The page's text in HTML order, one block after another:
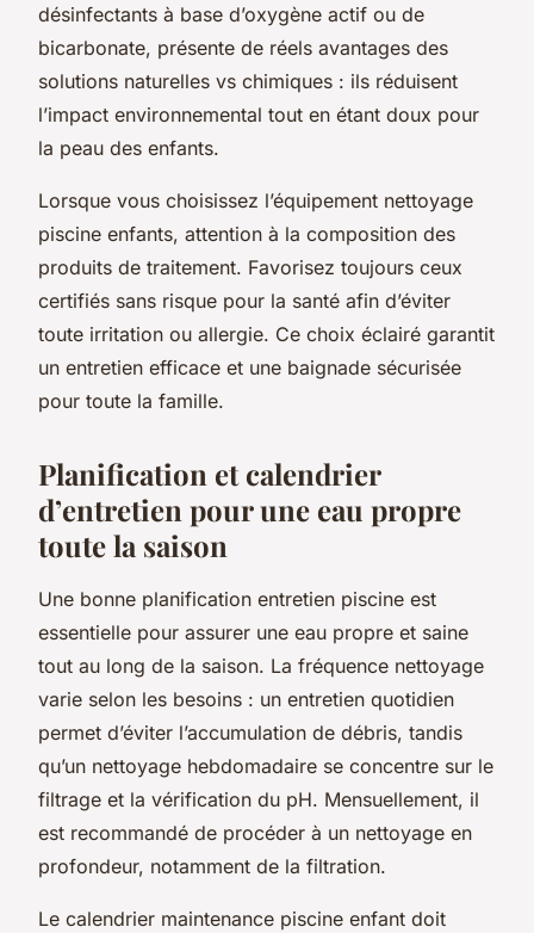
désinfectants à base d’oxygène actif ou de
bicarbonate, présente de réels avantages des
solutions naturelles vs chimiques : ils réduisent
l’impact environnemental tout en étant doux pour
la peau des enfants.
Lorsque vous choisissez l’équipement nettoyage
piscine enfants, attention à la composition des
produits de traitement. Favorisez toujours ceux
certifiés sans risque pour la santé afin d’éviter
toute irritation ou allergie. Ce choix éclairé garantit
un entretien efficace et une baignade sécurisée
pour toute la famille.
Planification et calendrier
d’entretien pour une eau propre
toute la saison
Une bonne planification entretien piscine est
essentielle pour assurer une eau propre et saine
tout au long de la saison. La fréquence nettoyage
varie selon les besoins : un entretien quotidien
permet d’éviter l’accumulation de débris, tandis
qu’un nettoyage hebdomadaire se concentre sur le
filtrage et la vérification du pH. Mensuellement, il
est recommandé de procéder à un nettoyage en
profondeur, notamment de la filtration.
Le calendrier maintenance piscine enfant doit